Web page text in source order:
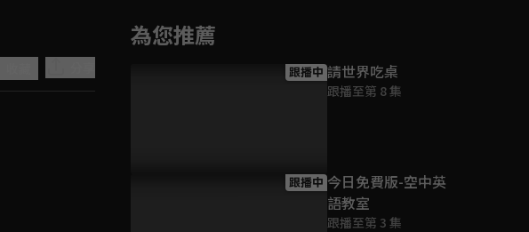
為您推薦
跟播中 請世界吃桌
跟播至第 8 集
跟播中 今日免費版-空中英
語教室
跟播至第 3 集